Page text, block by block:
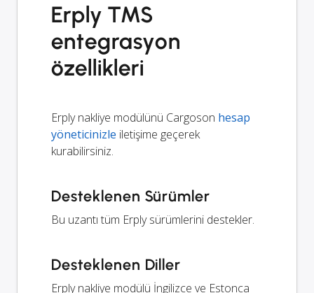
Erply TMS
entegrasyon
özellikleri
Erply nakliye modülünü Cargoson hesap
yöneticinizle iletişime geçerek
kurabilirsiniz.
Desteklenen Sürümler
Bu uzantı tüm Erply sürümlerini destekler.
Desteklenen Diller
Erply nakliye modülü İngilizce ve Estonca